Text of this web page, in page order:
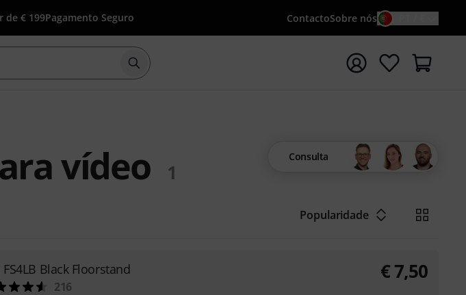
de € 199Pagamento Seguro ContactoSobre nós
Iniciar pesquisa com o termo de pesquisa {searchTerm}
vídeo 1
Consulta
Popularidade
FS4LB Black Floorstand
216
€7,50